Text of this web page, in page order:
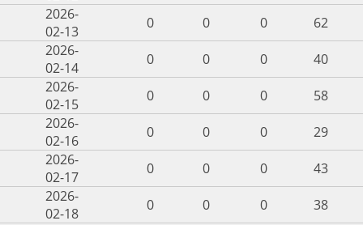
2026-
02-13
0 0 0
62
2026-
02-14
0 0 0
40
2026-
02-15
0 0 0
58
2026-
02-16
0 0 0
29
2026-
02-17
0 0 0
43
2026-
02-18
0 0 0
38